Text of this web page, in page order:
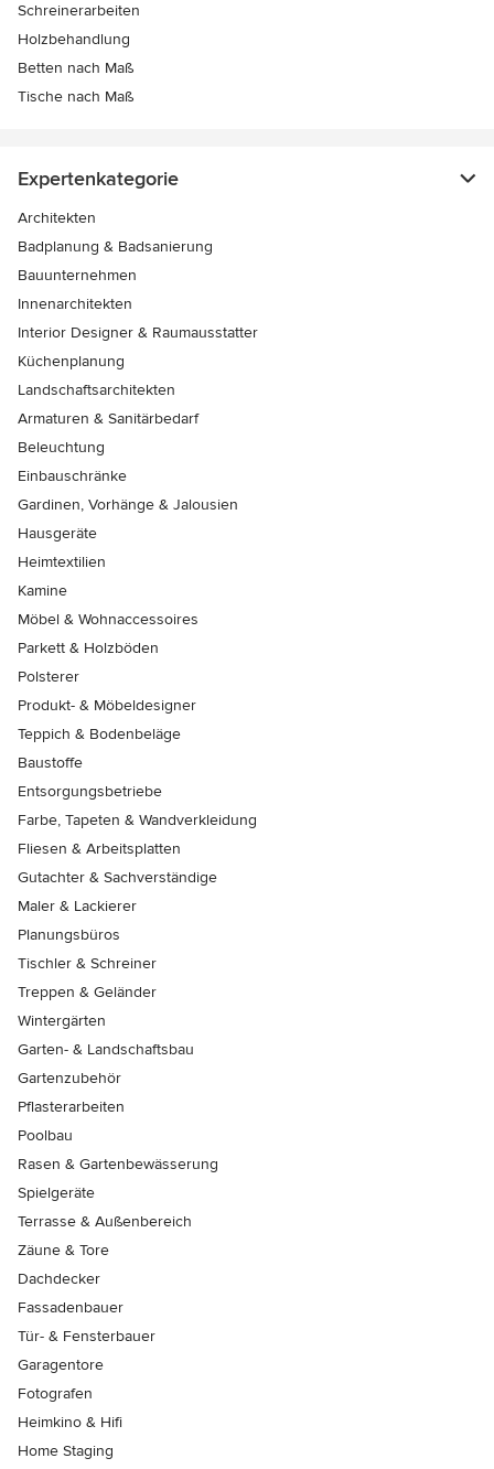
Schreinerarbeiten
Holzbehandlung
Betten nach Maß
Tische nach Maß
Expertenkategorie
Architekten
Badplanung & Badsanierung
Bauunternehmen
Innenarchitekten
Interior Designer & Raumausstatter
Küchenplanung
Landschaftsarchitekten
Armaturen & Sanitärbedarf
Beleuchtung
Einbauschränke
Gardinen, Vorhänge & Jalousien
Hausgeräte
Heimtextilien
Kamine
Möbel & Wohnaccessoires
Parkett & Holzböden
Polsterer
Produkt- & Möbeldesigner
Teppich & Bodenbeläge
Baustoffe
Entsorgungsbetriebe
Farbe, Tapeten & Wandverkleidung
Fliesen & Arbeitsplatten
Gutachter & Sachverständige
Maler & Lackierer
Planungsbüros
Tischler & Schreiner
Treppen & Geländer
Wintergärten
Garten- & Landschaftsbau
Gartenzubehör
Pflasterarbeiten
Poolbau
Rasen & Gartenbewässerung
Spielgeräte
Terrasse & Außenbereich
Zäune & Tore
Dachdecker
Fassadenbauer
Tür- & Fensterbauer
Garagentore
Fotografen
Heimkino & Hifi
Home Staging